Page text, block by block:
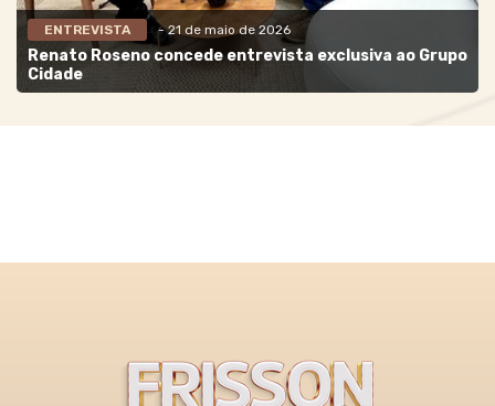
ENTREVISTA - 21 de maio de 2026
Renato Roseno concede entrevista exclusiva ao Grupo
Cidade